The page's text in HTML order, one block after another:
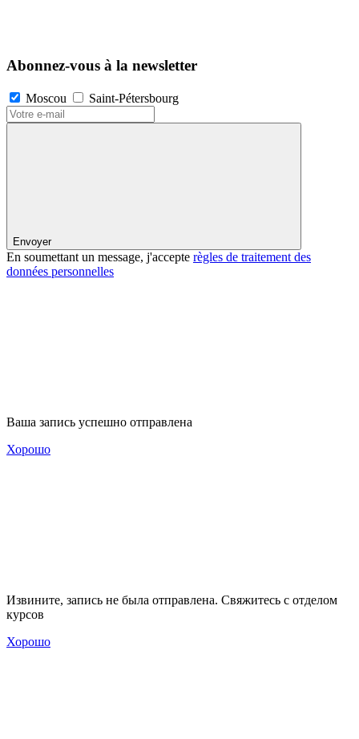
Abonnez-vous à la newsletter
Moscou Saint-Pétersbourg
Envoyer
En soumettant un message, j'accepte règles de traitement des
données personnelles
Ваша запись успешно отправлена
Хорошо
Извините, запись не была отправлена. Свяжитесь с отделом
курсов
Хорошо